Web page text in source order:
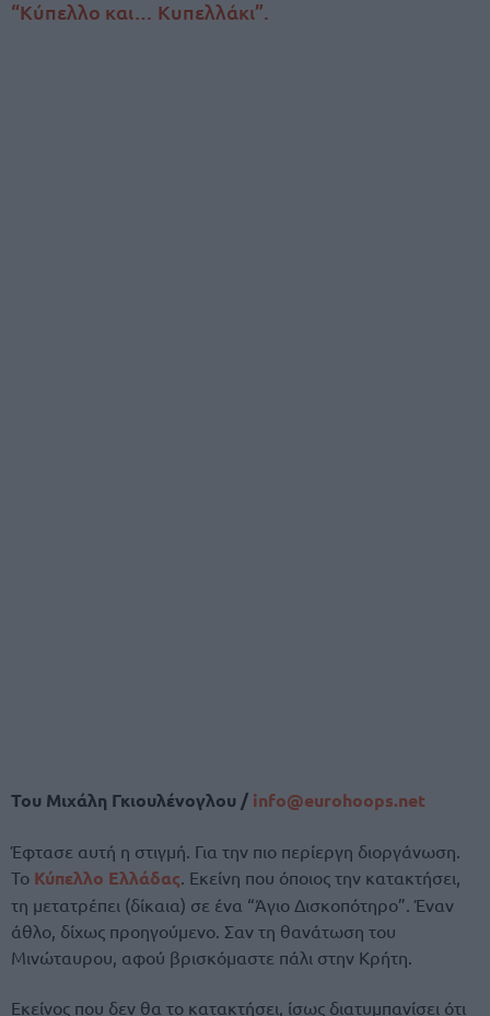
“Κύπελλο και… Κυπελλάκι”.
Του Μιχάλη Γκιουλένογλου / info@eurohoops.net
Έφτασε αυτή η στιγμή. Για την πιο περίεργη διοργάνωση.
Το Κύπελλο Ελλάδας. Εκείνη που όποιος την κατακτήσει,
τη μετατρέπει (δίκαια) σε ένα “Άγιο Δισκοπότηρο”. Έναν
άθλο, δίχως προηγούμενο. Σαν τη θανάτωση του
Μινώταυρου, αφού βρισκόμαστε πάλι στην Κρήτη.
Εκείνος που δεν θα το κατακτήσει, ίσως διατυμπανίσει ότι